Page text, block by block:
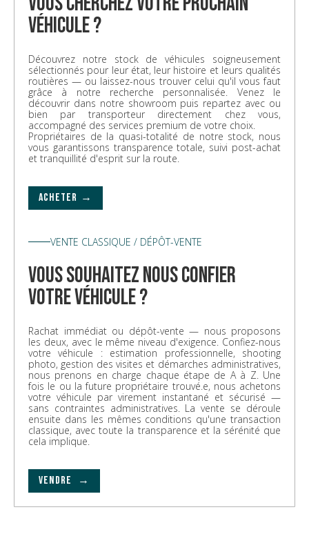
véhicule ?
Découvrez notre stock de véhicules soigneusement
sélectionnés pour leur état, leur histoire et leurs qualités
routières — ou laissez-nous trouver celui qu'il vous faut
grâce à notre recherche personnalisée. Venez le
découvrir dans notre showroom puis repartez avec ou
bien par transporteur directement chez vous,
accompagné des services premium de votre choix.
Propriétaires de la quasi-totalité de notre stock, nous
vous garantissons transparence totale, suivi post-achat
et tranquillité d'esprit sur la route.
ACHETER →
VENTE CLASSIQUE / DÉPÔT-VENTE
vous souhaitez nous confier
votre véhicule ?
Rachat immédiat ou dépôt-vente — nous proposons
les deux, avec le même niveau d'exigence. Confiez-nous
votre véhicule : estimation professionnelle, shooting
photo, gestion des visites et démarches administratives,
nous prenons en charge chaque étape de A à Z. Une
fois le ou la future propriétaire trouvé.e, nous achetons
votre véhicule par virement instantané et sécurisé —
sans contraintes administratives. La vente se déroule
ensuite dans les mêmes conditions qu'une transaction
classique, avec toute la transparence et la sérénité que
cela implique.
VENDRE →